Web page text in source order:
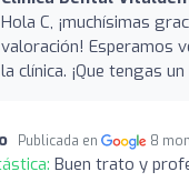
Hola C, ¡muchísimas
valoración! Esperamos
la clínica. ¡Que tengas un
Publicada en 8
Buen trato y